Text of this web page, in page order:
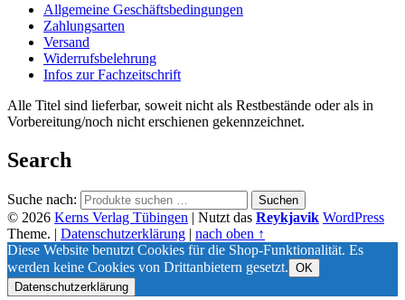
Allgemeine Geschäftsbedingungen
Zahlungsarten
Versand
Widerrufsbelehrung
Infos zur Fachzeitschrift
Alle Titel sind lieferbar, soweit nicht als Restbestände oder als in
Vorbereitung/noch nicht erschienen gekennzeichnet.
Search
Suche nach: Suchen
© 2026 Kerns Verlag Tübingen | Nutzt das Reykjavik WordPress
Theme. | Datenschutzerklärung | nach oben ↑
Diese Website benutzt Cookies für die Shop-Funktionalität. Es
werden keine Cookies von Drittanbietern gesetzt. OK
Datenschutzerklärung